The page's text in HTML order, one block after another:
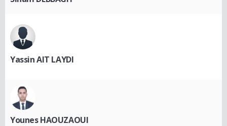
Yassin AIT LAYDI
Younes HAOUZAOUI